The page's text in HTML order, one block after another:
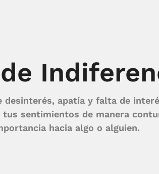
desinterés, apatía y falta de
tus sentimientos de manera
hacia algo o alguien.